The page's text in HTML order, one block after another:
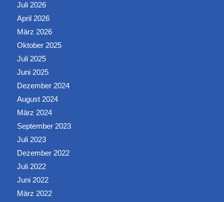
Juli 2026
April 2026
März 2026
Oktober 2025
Juli 2025
Juni 2025
Dezember 2024
August 2024
März 2024
September 2023
Juli 2023
Dezember 2022
Juli 2022
Juni 2022
März 2022